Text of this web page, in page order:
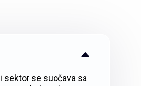
sektor se suočava sa